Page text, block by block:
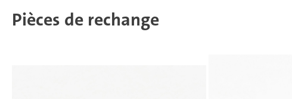
Pièces de rechange